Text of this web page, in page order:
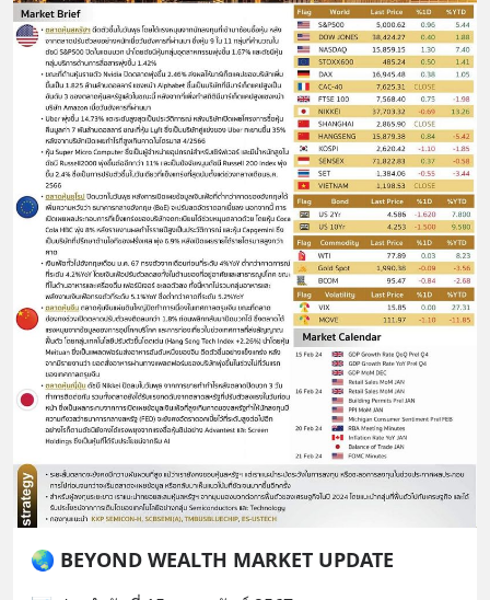
🌏 BEYOND WEALTH MARKET UPDATE